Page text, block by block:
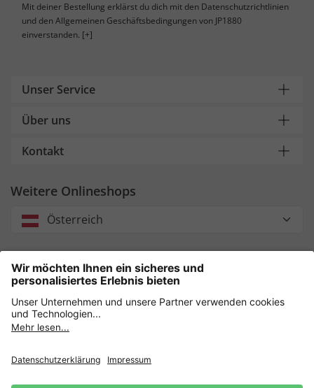
Mit deiner Bestellung erklärst du dich mit den Datenschutzrichtlinien
und den Allgemeinen Geschäftsbedingungen von JP1880
einverstanden. [+]
Unser Service
Über uns
Kontakt
Weitere Onlineshops
Österreich
Unsere Zahlungsarten
Sicher einkaufen mit